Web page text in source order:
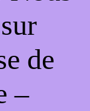
de
–